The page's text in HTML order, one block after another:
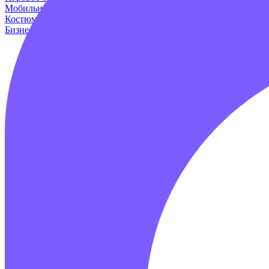
Мобильные аттракционы
Костюмы динозавров
Бизнес наборы